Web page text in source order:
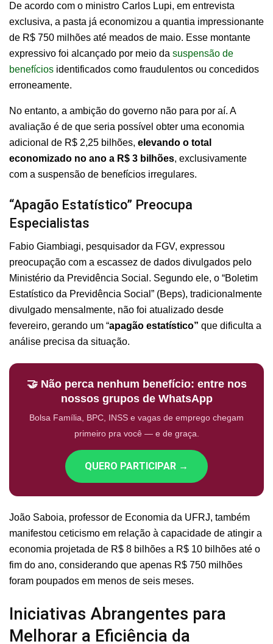
De acordo com o ministro Carlos Lupi, em entrevista
exclusiva, a pasta já economizou a quantia impressionante
de R$ 750 milhões até meados de maio. Esse montante
expressivo foi alcançado por meio da suspensão de
benefícios identificados como fraudulentos ou concedidos
erroneamente.
No entanto, a ambição do governo não para por aí. A
avaliação é de que seria possível obter uma economia
adicional de R$ 2,25 bilhões, elevando o total
economizado no ano a R$ 3 bilhões, exclusivamente
com a suspensão de benefícios irregulares.
“Apagão Estatístico” Preocupa
Especialistas
Fabio Giambiagi, pesquisador da FGV, expressou
preocupação com a escassez de dados divulgados pelo
Ministério da Previdência Social. Segundo ele, o “Boletim
Estatístico da Previdência Social” (Beps), tradicionalmente
divulgado mensalmente, não foi atualizado desde
fevereiro, gerando um “apagão estatístico” que dificulta a
análise precisa da situação.
🤝 Não perca nenhum benefício: entre nos
nossos grupos de WhatsApp
Bolsa Família, BPC, INSS e vagas de emprego chegam
primeiro pra você — e de graça.
QUERO PARTICIPAR →
João Saboia, professor de Economia da UFRJ, também
manifestou ceticismo em relação à capacidade de atingir a
economia projetada de R$ 8 bilhões a R$ 10 bilhões até o
fim do ano, considerando que apenas R$ 750 milhões
foram poupados em menos de seis meses.
Iniciativas Abrangentes para
Melhorar a Eficiência da